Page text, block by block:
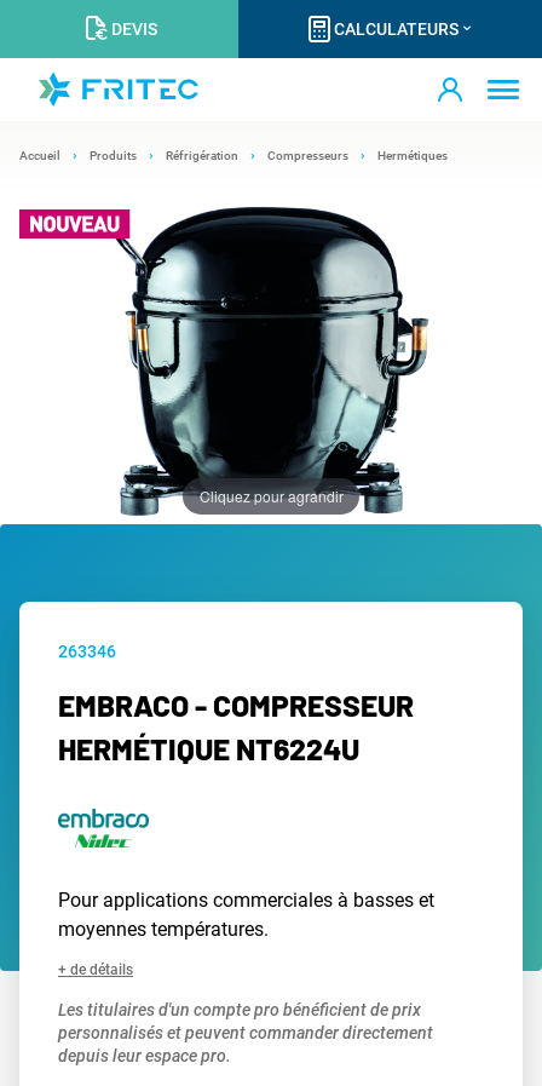
DEVIS CALCULATEURS
Accueil Produits Réfrigération Compresseurs Hermétiques
Cliquez pour agrandir
263346
EMBRACO - COMPRESSEUR
HERMÉTIQUE NT6224U
Pour applications commerciales à basses et
moyennes températures.
+ de détails
Les titulaires d'un compte pro bénéficient de prix
personnalisés et peuvent commander directement
depuis leur espace pro.